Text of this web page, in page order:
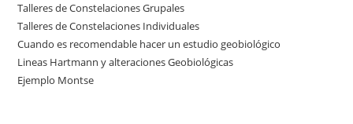
Talleres de Constelaciones Grupales
Talleres de Constelaciones Individuales
Cuando es recomendable hacer un estudio geobiológico
Lineas Hartmann y alteraciones Geobiológicas
Ejemplo Montse